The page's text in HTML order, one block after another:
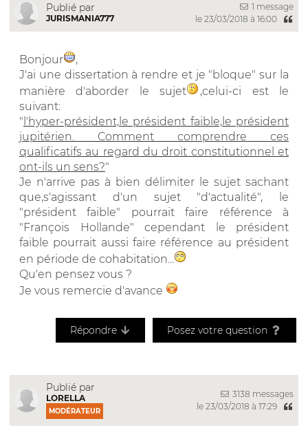
Publié par
JURISMANIA777
1 message
le 23/03/2018 à 16:00
Bonjour
,
J'ai une dissertation à rendre et je "bloque" sur la
manière d'aborder le sujet
,celui-ci est le
suivant:
" l'hyper-président,le président faible,le président
jupitérien. Comment comprendre ces
qualificatifs au regard du droit constitutionnel et
ont-ils un sens?"
Je n'arrive pas à bien délimiter le sujet sachant
que,s'agissant d'un sujet "d'actualité", le
"président faible" pourrait faire référence à
"François Hollande" cependant le président
faible pourrait aussi faire référence au président
en période de cohabitation...
Qu'en pensez vous ?
Je vous remercie d'avance
Répondre Posez votre question
Publié par
LORELLA
MODÉRATEUR
3138 messages
le 23/03/2018 à 17:29